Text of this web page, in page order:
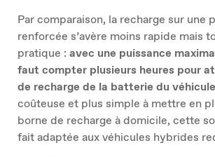
Par comparaison, la recharge sur une
renforcée s’avère moins rapide mais
pratique : avec une puissance
faut compter plusieurs heures pour
de recharge de la batterie du
coûteuse et plus simple à mettre en
borne de recharge à domicile, cette
fait adaptée aux véhicules hybrides